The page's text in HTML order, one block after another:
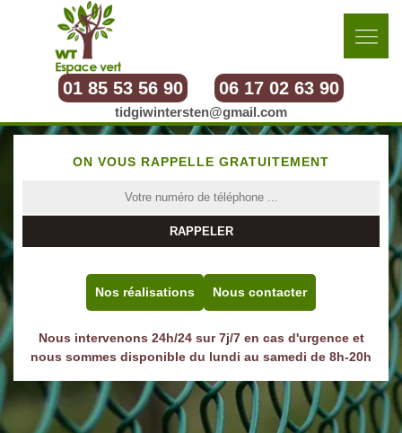
01 85 53 56 90 06 17 02 63 90
tidgiwintersten@gmail.com
ON VOUS RAPPELLE GRATUITEMENT
Nos réalisations Nous contacter
Nous intervenons 24h/24 sur 7j/7 en cas d'urgence et
nous sommes disponible du lundi au samedi de 8h-20h